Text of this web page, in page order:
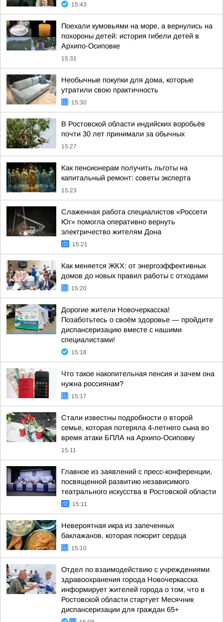
15:43
Поехали кумовьями на море, а вернулись на
похороны детей: история гибели детей в
Архипо-Осиповке
15:31
Необычные покупки для дома, которые
утратили свою практичность
15:30
В Ростовской области индийских воробьёв
почти 30 лет принимали за обычных
15:27
Как пенсионерам получить льготы на
капитальный ремонт: советы эксперта
15:23
Слаженная работа специалистов «Россети
Юг» помогла оперативно вернуть
электричество жителям Дона
15:21
Как меняется ЖКХ: от энергоэффективных
домов до новых правил работы с отходами
15:20
Дорогие жители Новочеркасска!
Позаботьтесь о своём здоровье — пройдите
диспансеризацию вместе с нашими
специалистами!
15:18
Что такое накопительная пенсия и зачем она
нужна россиянам?
15:17
Стали известны подробности о второй
семье, которая потеряла 4-летнего сына во
время атаки БПЛА на Архипо-Осиповку
15:11
Главное из заявлений с пресс-конференции,
посвященной развитию независимого
театрального искусства в Ростовской области
15:11
Невероятная икра из запеченных
баклажанов, которая покорит сердца
15:10
Отдел по взаимодействию с учреждениями
здравоохранения города Новочеркасска
информирует жителей города о том, что в
Ростовской области стартует Месячник
диспансеризации для граждан 65+